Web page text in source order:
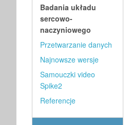
Badania układu
sercowo-
naczyniowego
Przetwarzanie danych
Najnowsze wersje
Samouczki video
Spike2
Referencje